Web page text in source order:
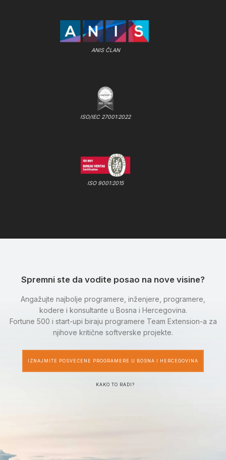
ANIS ČLAN
ISO/IEC 27001:2022
ISO 9001:2015
Spremni ste da vodite posao na nove visine?
Angažujte najbolje programere, inženjere, programere,
kodere i konsultante u Bosna i Hercegovina.
Fortune 500 i start-upi biraju programere Team Extension-a za
njihove kritične softverske projekte.
IZNAJMITE POSVEĆENE PROGRAMERE U BOSNA I HERCEGOVINA
KAKO TO RADI?